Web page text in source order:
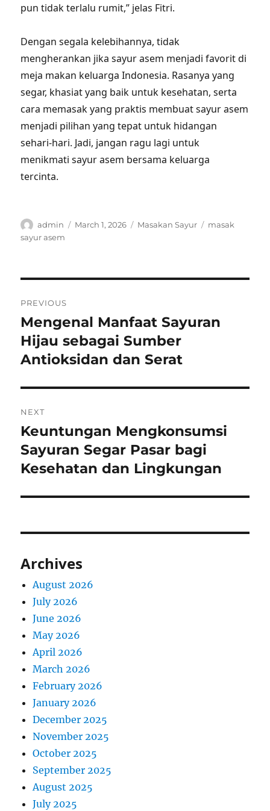
pun tidak terlalu rumit,” jelas Fitri.
Dengan segala kelebihannya, tidak
mengherankan jika sayur asem menjadi favorit di
meja makan keluarga Indonesia. Rasanya yang
segar, khasiat yang baik untuk kesehatan, serta
cara memasak yang praktis membuat sayur asem
menjadi pilihan yang tepat untuk hidangan
sehari-hari. Jadi, jangan ragu lagi untuk
menikmati sayur asem bersama keluarga
tercinta.
Author
admin
Posted
March 1, 2026 Categories
Masakan Sayur Tags
masak
sayur asem
navigation
PREVIOUS
Previous
post:
Mengenal Manfaat Sayuran
Hijau sebagai Sumber
Antioksidan dan Serat
NEXT
Next
post:
Keuntungan Mengkonsumsi
Sayuran Segar Pasar bagi
Kesehatan dan Lingkungan
Archives
August 2026
July 2026
June 2026
May 2026
April 2026
March 2026
February 2026
January 2026
December 2025
November 2025
October 2025
September 2025
August 2025
July 2025